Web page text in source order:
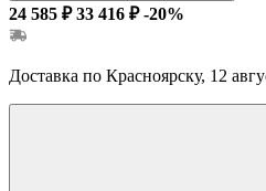
24 585 ₽ 33 416 ₽ -20%
Доставка по Красноярску, 12